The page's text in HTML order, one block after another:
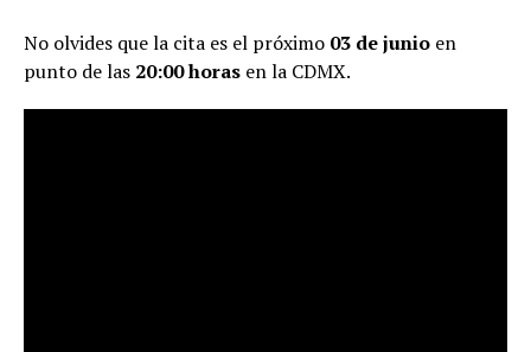
No olvides que la cita es el próximo 03 de junio en
punto de las 20:00 horas en la CDMX.